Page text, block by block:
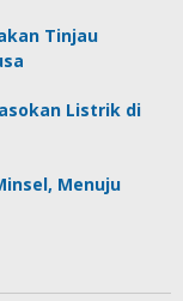
Tinjau
Listrik di
Menuju